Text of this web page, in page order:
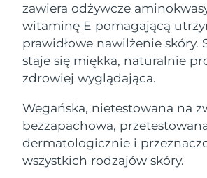
zawiera odżywcze
witaminę E pomagającą
prawidłowe nawilżenie skóry.
staje się miękka, naturalnie
zdrowiej wyglądająca.
Wegańska, nietestowana na
bezzapachowa,
dermatologicznie i
wszystkich rodzajów skóry.